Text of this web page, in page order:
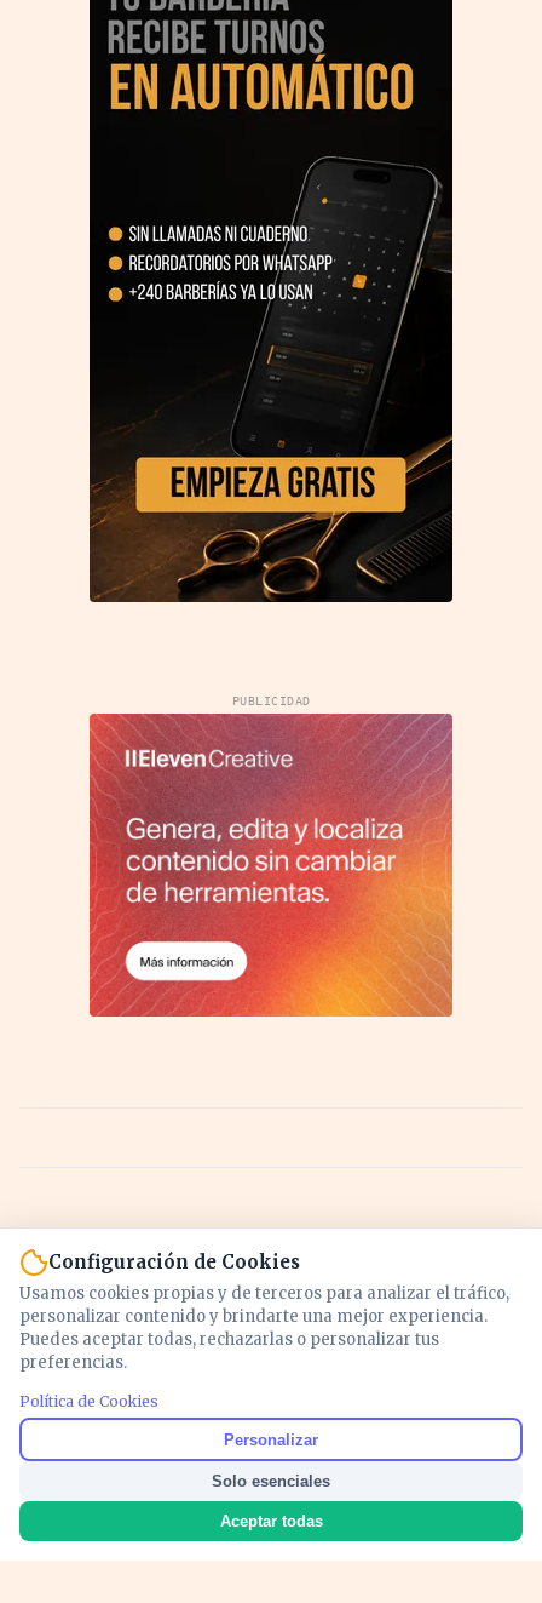
PUBLICIDAD
Noticias y análisis de economía, mercados,
inversión y política. Información actualizada
para entender lo que mueve tu dinero y tu
país.
Configuración de Cookies
Usamos cookies propias y de terceros para analizar el tráfico,
personalizar contenido y brindarte una mejor experiencia.
Puedes aceptar todas, rechazarlas o personalizar tus
preferencias.
Política de Cookies
Personalizar
Solo esenciales
Aceptar todas